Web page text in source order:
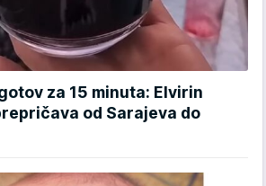
za 15 minuta: Elvirin
od Sarajeva do